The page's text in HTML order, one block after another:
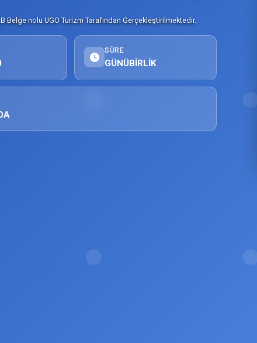
Belge nolu UGO Turizm Tarafından Gerçekleştirilmektedir.
SÜRE
GÜNÜBİRLİK